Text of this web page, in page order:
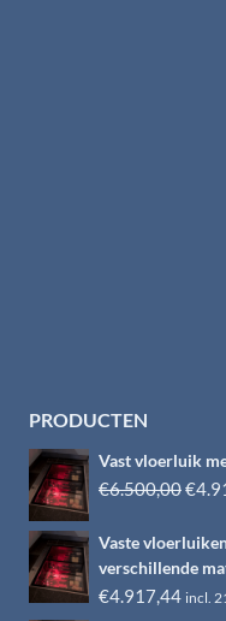
PRODUCTEN
Vast vloerluik
€6.500,00
was:
€
Vaste
verschillende
€4.917,44 incl.